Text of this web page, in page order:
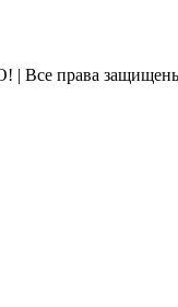
права